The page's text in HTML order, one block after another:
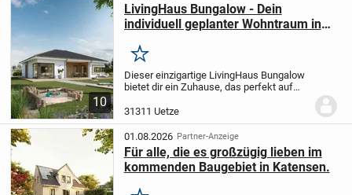
10
LivingHaus Bungalow - Dein
individuell geplanter Wohntraum in
Merken
Dieser einzigartige LivingHaus Bungalow
bietet dir ein Zuhause, das perfekt auf
zugeschnitten wird. Der moderne
Bungalow mit einer Wohnfläche von
100,71 Quadratmetern...
31311 Uetze
01.08.2026 Partner-Anzeige
Für alle, die es großzügig lieben im
kommenden Baugebiet in Katensen.